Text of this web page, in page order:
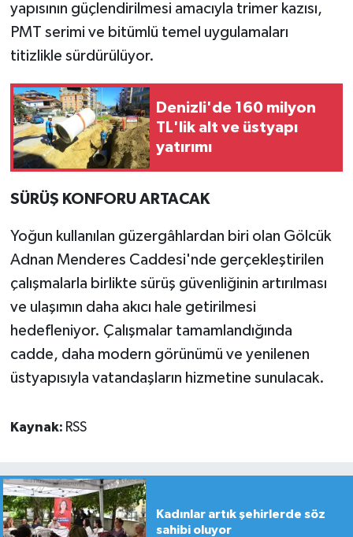
yapısının güçlendirilmesi amacıyla trimer kazısı,
PMT serimi ve bitümlü temel uygulamaları
titizlikle sürdürülüyor.
Denizli'de 160 milyon
TL'lik alt ve üstyapı
yatırımı
SÜRÜŞ KONFORU ARTACAK
Yoğun kullanılan güzergâhlardan biri olan Gölcük
Adnan Menderes Caddesi'nde gerçekleştirilen
çalışmalarla birlikte sürüş güvenliğinin artırılması
ve ulaşımın daha akıcı hale getirilmesi
hedefleniyor. Çalışmalar tamamlandığında
cadde, daha modern görünümü ve yenilenen
üstyapısıyla vatandaşların hizmetine sunulacak.
Kaynak: RSS
Kadınlar artık şehirlerde söz
sahibi oluyor